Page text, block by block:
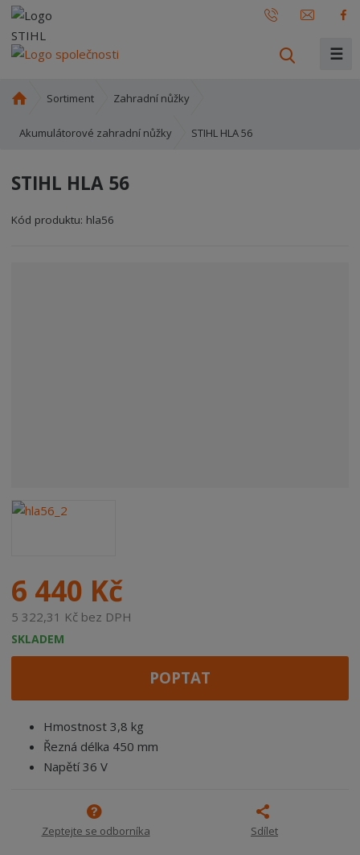
☰
o
t
Sortiment Zahradní nůžky
Akumulátorové zahradní nůžky STIHL HLA 56
STIHL HLA 56
Kód produktu: hla56
6 440 Kč
5 322,31 Kč bez DPH
SKLADEM
POPTAT
Hmostnost 3,8 kg
Řezná délka 450 mm
Napětí 36 V
Zeptejte se odborníka Sdílet